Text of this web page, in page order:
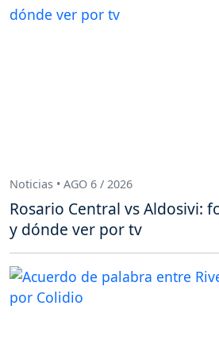
Noticias • AGO 6 / 2026
Rosario Central vs Aldosivi:
y dónde ver por tv